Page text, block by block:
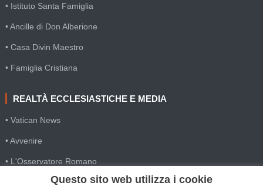
• Istituto Santa Famiglia
• Ancille di Don Alberione
• Casa Divin Maestro
• Famiglia Cristiana
REALTÀ ECCLESIASTICHE E MEDIA
• Vatican News
• Avvenire
• L'Osservatore Romano
• SIR Agenzia d'informazione
Questo sito web utilizza i cookie